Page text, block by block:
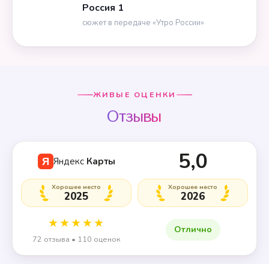
Россия 1
сюжет в передаче «Утро России»
ЖИВЫЕ ОЦЕНКИ
Отзывы
Я Яндекс Карты 5,0
★★★★★
72 отзыва • 110 оценок
Хорошее место
2025
Хорошее место
2026
Отлично